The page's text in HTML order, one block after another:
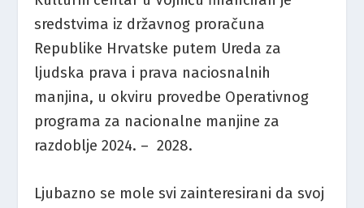
sredstvima iz državnog proračuna
Republike Hrvatske putem Ureda za
ljudska prava i prava naciosnalnih
manjina, u okviru provedbe Operativnog
programa za nacionalne manjine za
razdoblje 2024. – 2028.
Ljubazno se mole svi zainteresirani da svoj